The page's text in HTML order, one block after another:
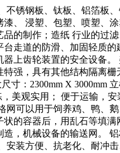
不锈钢板、钛板、铝箔板
、 浸塑、包塑、喷塑、
的制作；造纸 行业的过
走道的防滑、加固轻质
上齿轮装置的安全设备
强，具有其他结构隔离
寸：2300mm X 3000mm
美观实用； 便于运输，
网可以用于饲养鸡、鸭、
的容器后，用乱石等填
，机械设备的输送网。
安装方便、抗老化、耐冲